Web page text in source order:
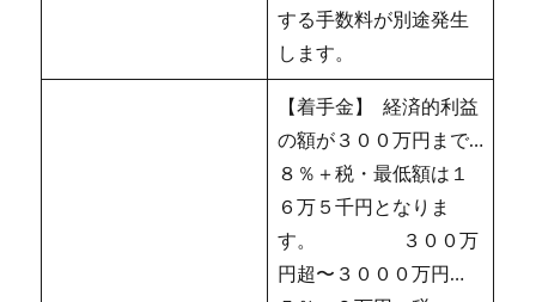
する手数料が別途発生
します。
【着手金】 経済的利益
の額が３００万円まで…
８％＋税・最低額は１
６万５千円となりま
す。 ３００万
円超〜３０００万円…